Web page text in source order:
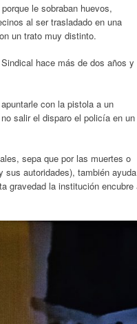
le sobraban huevos,
al ser trasladado en una
un trato muy distinto.
hace más de dos años y
con la pistola a un
salir el disparo el policía en un
sepa que por las muertes o
sus autoridades), también ayuda
gravedad la institución encubre